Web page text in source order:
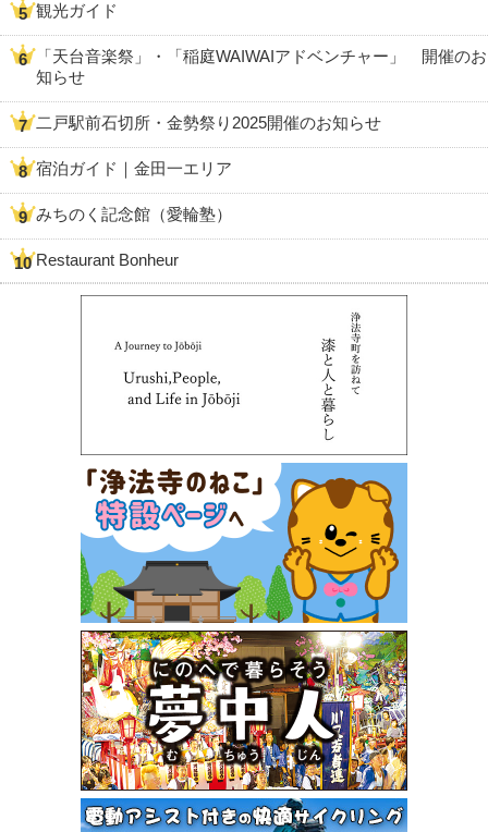
観光ガイド
「天台音楽祭」・「稲庭WAIWAIアドベンチャー」 開催のお
知らせ
二戸駅前石切所・金勢祭り2025開催のお知らせ
宿泊ガイド｜金田一エリア
みちのく記念館（愛輪塾）
Restaurant Bonheur